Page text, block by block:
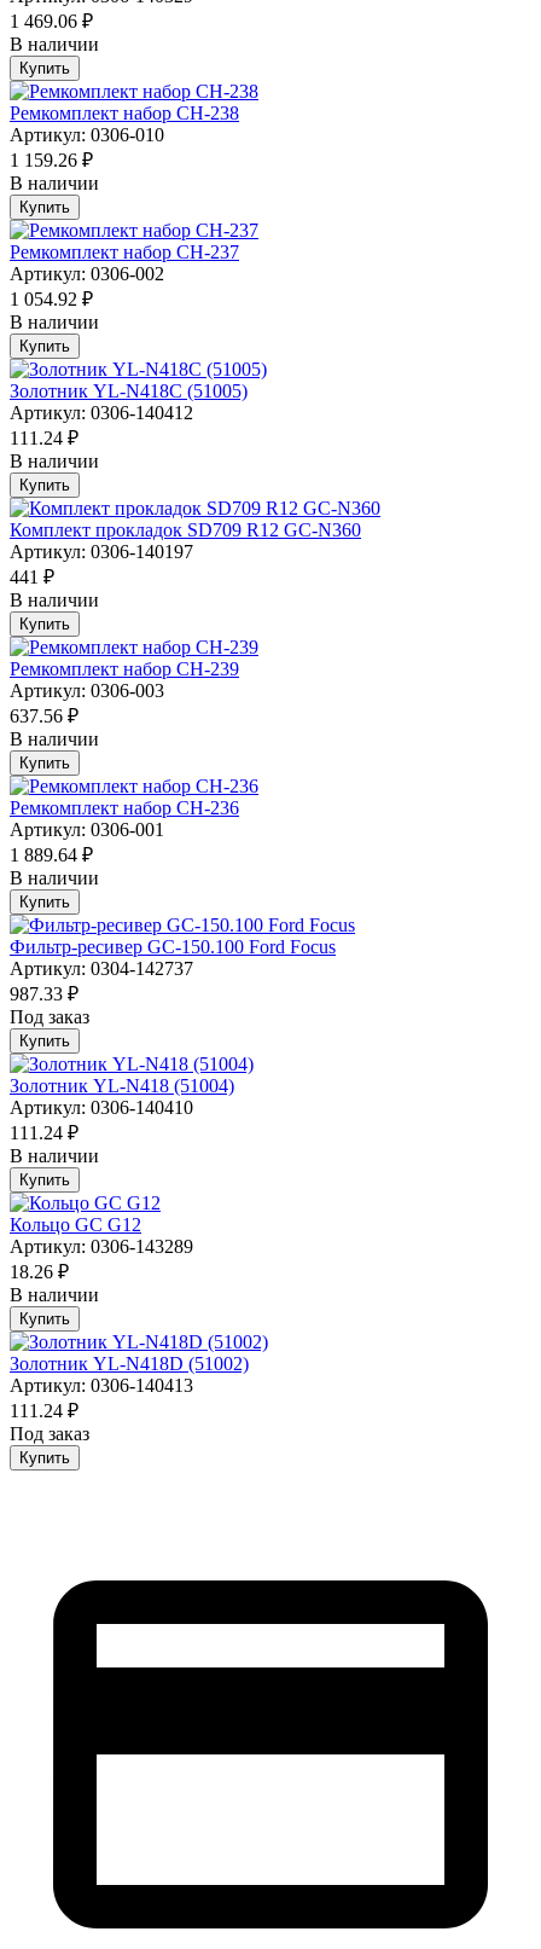
1 469.06 ₽
В наличии
Купить
Ремкомплект набор CH-238
Артикул: 0306-010
1 159.26 ₽
В наличии
Купить
Ремкомплект набор CH-237
Артикул: 0306-002
1 054.92 ₽
В наличии
Купить
Золотник YL-N418С (51005)
Артикул: 0306-140412
111.24 ₽
В наличии
Купить
Комплект прокладок SD709 R12 GC-N360
Артикул: 0306-140197
441 ₽
В наличии
Купить
Ремкомплект набор CH-239
Артикул: 0306-003
637.56 ₽
В наличии
Купить
Ремкомплект набор CH-236
Артикул: 0306-001
1 889.64 ₽
В наличии
Купить
Фильтр-ресивер GC-150.100 Ford Focus
Артикул: 0304-142737
987.33 ₽
Под заказ
Купить
Золотник YL-N418 (51004)
Артикул: 0306-140410
111.24 ₽
В наличии
Купить
Кольцо GC G12
Артикул: 0306-143289
18.26 ₽
В наличии
Купить
Золотник YL-N418D (51002)
Артикул: 0306-140413
111.24 ₽
Под заказ
Купить